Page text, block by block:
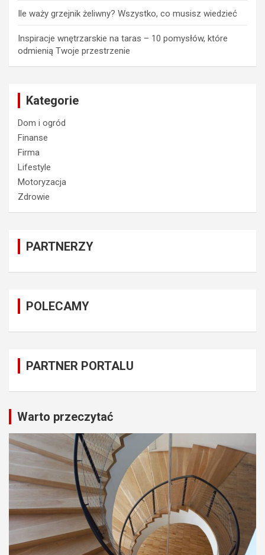
Ile waży grzejnik żeliwny? Wszystko, co musisz wiedzieć
Inspiracje wnętrzarskie na taras – 10 pomysłów, które
odmienią Twoje przestrzenie
Kategorie
Dom i ogród
Finanse
Firma
Lifestyle
Motoryzacja
Zdrowie
PARTNERZY
POLECAMY
PARTNER PORTALU
Warto przeczytać